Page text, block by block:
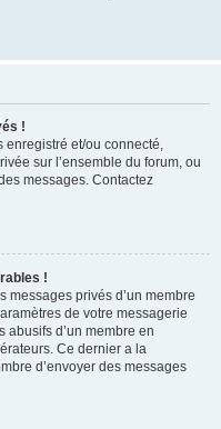
!
enregistré et/ou connecté,
sur l’ensemble du forum, ou
messages. Contactez
!
messages privés d’un membre
de votre messagerie
abusifs d’un membre en
Ce dernier a la
d’envoyer des messages